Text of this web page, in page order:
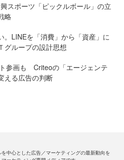
興スポーツ「ピックルボール」の立
略
。LINEを「消費」から「資産」に
グループの設計思想
参画も Criteoの「エージェンテ
える広告の判断
を中心とした広告／マーケティングの最新動向を